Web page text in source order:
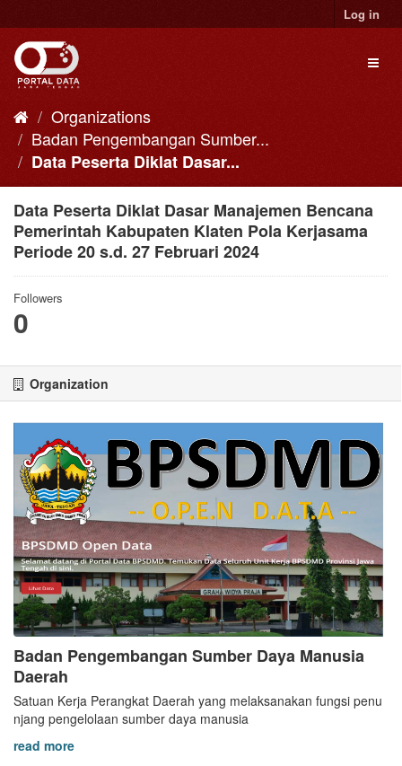
to
content
Log in
Organizations
Badan Pengembangan Sumber...
Data Peserta Diklat Dasar...
Data Peserta Diklat Dasar Manajemen Bencana
Pemerintah Kabupaten Klaten Pola Kerjasama
Periode 20 s.d. 27 Februari 2024
Followers
0
Organization
Badan Pengembangan Sumber Daya Manusia
Daerah
Satuan Kerja Perangkat Daerah yang melaksanakan fungsi penu
njang pengelolaan sumber daya manusia
read more